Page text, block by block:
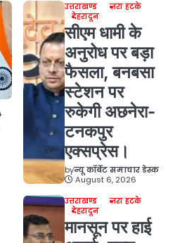
उत्तराखण्ड
ज़रा हटके
देहरादून
सीएम धामी के
अनुरोध पर बड़ा
फैसला, बनबसा
स्टेशन पर
रुकेगी अछनेरा-
टनकपुर
एक्सप्रेस।
byन्यू कॉर्बेट समाचार डेस्क
August 6, 2026
उत्तराखण्ड
ज़रा हटके
देहरादून
मानसून पर हाई